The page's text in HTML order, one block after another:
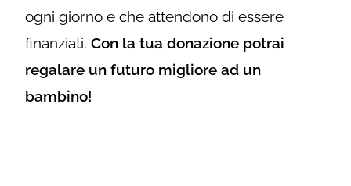
ogni giorno e che attendono di essere
finanziati.Con la tua donazione potrai
regalare un futuro migliore ad un
bambino!